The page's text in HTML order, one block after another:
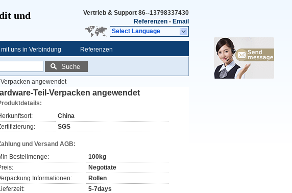
und Vertrieb & Support 86--13798337430
Referenzen - Email
Select Language
uns in Verbindung Referenzen
Suche
angewendet
Teil-Verpacken angewendet
China
SGS
und Versand AGB:
Bestellmenge:
100kg
Negotiate
Informationen:
Rollen
5-7days